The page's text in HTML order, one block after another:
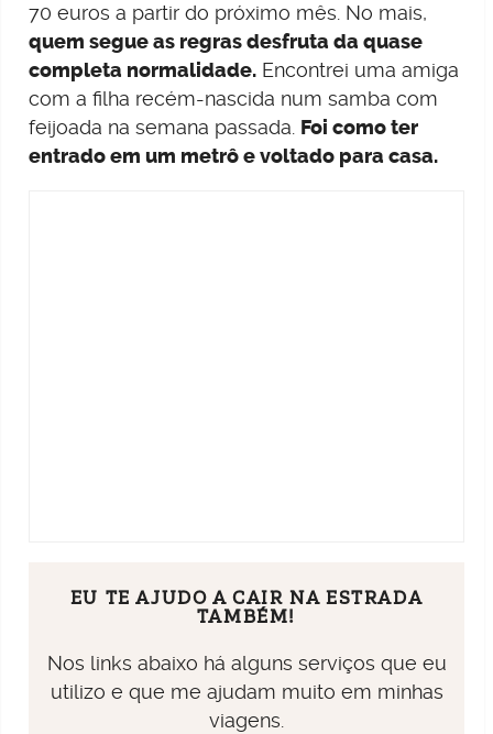
70 euros a partir do próximo mês. No mais,
quem segue as regras desfruta da quase
completa normalidade. Encontrei uma amiga
com a filha recém-nascida num samba com
feijoada na semana passada. Foi como ter
entrado em um metrô e voltado para casa.
EU TE AJUDO A CAIR NA ESTRADA
TAMBÉM!
Nos links abaixo há alguns serviços que eu
utilizo e que me ajudam muito em minhas
viagens.